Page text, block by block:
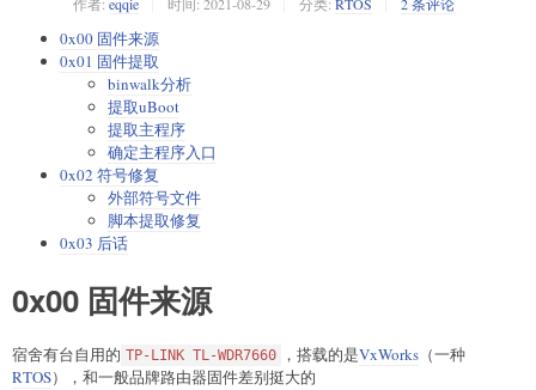
0x00 固件来源
0x01 固件提取
binwalk分析
提取uBoot
提取主程序
确定主程序入口
0x02 符号修复
外部符号文件
脚本提取修复
0x03 后话
0x00 固件来源
宿舍有台自用的 TP-LINK TL-WDR7660 ，搭载的是VxWorks （一种
RTOS），和一般品牌路由器固件差别挺大的